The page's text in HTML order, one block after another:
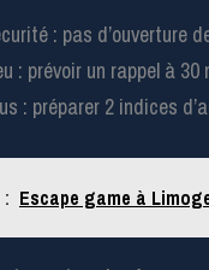
: pas d’ouverture
: prévoir un rappel à
: préparer 2 indices
Escape game à